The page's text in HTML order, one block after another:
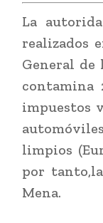
La
realizados
General de
contamina
impuestos
limpios
por
Mena.